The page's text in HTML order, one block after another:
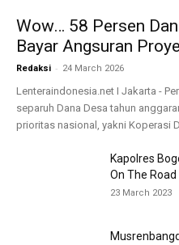
Wow… 58 Persen
Bayar Angsuran
Redaksi - 24 March 2026
Lenteraindonesia.net I Jakarta -
separuh Dana Desa tahun
prioritas nasional, yakni Koperasi
Kapolres
On The
23 March 2023